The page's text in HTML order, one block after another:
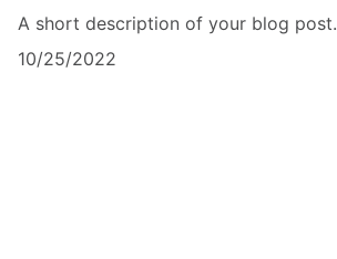
A short description of your blog post.
10/25/2022